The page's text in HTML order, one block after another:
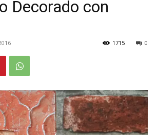
Decorado con
0
1715